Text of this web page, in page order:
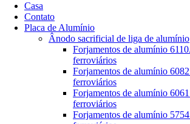
Casa
Contato
Placa de Alumínio
Ânodo sacrificial de liga de alumínio
Forjamentos de alumínio
ferroviários
Forjamentos de alumínio
ferroviários
Forjamentos de alumínio
ferroviários
Forjamentos de alumínio